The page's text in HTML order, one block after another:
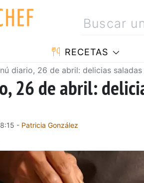
RECETAS
diario, 26 de abril: delicias
26 de abril:
- Patricia González